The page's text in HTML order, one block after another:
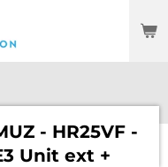
- HR25VF -
Unit ext +